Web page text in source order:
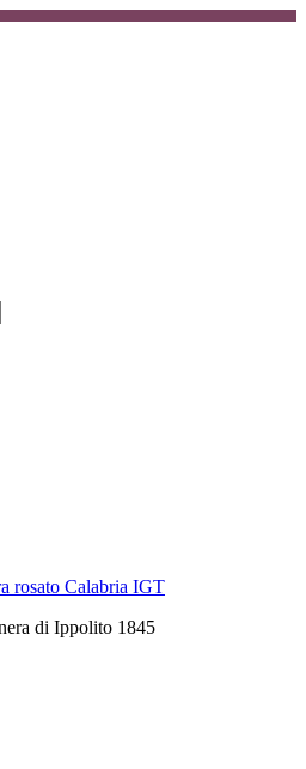
rosato Calabria IGT